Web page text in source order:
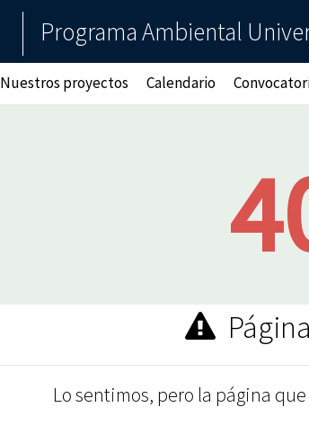
Programa Ambiental
Nuestros proyectos Calendario
Lo sentimos, pero la página